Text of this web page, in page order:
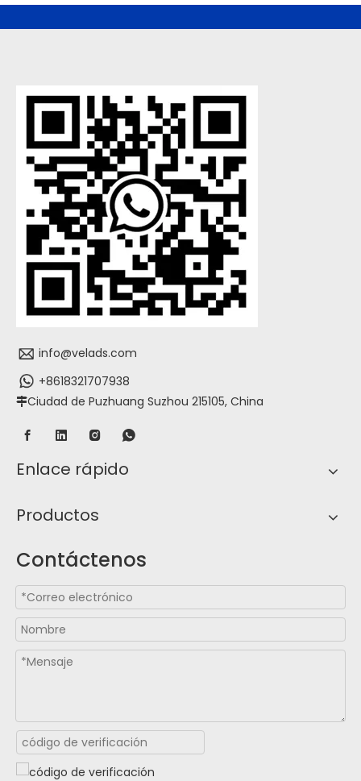
info@velads.com
+8618321707938
Ciudad de Puzhuang Suzhou 215105, China
Enlace rápido
Productos
Contáctenos